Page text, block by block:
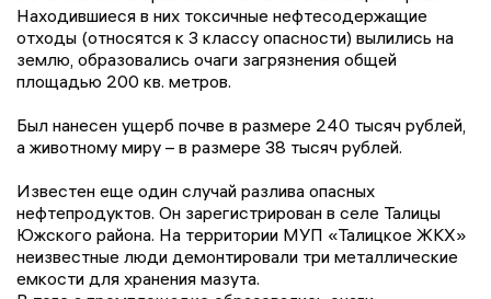
Находившиеся в них токсичные нефтесодержащие
отходы (относятся к 3 классу опасности) вылились на
землю, образовались очаги загрязнения общей
площадью 200 кв. метров.
Был нанесен ущерб почве в размере 240 тысяч рублей,
а животному миру – в размере 38 тысяч рублей.
Известен еще один случай разлива опасных
нефтепродуктов. Он зарегистрирован в селе Талицы
Южского района. На территории МУП «Талицкое ЖКХ»
неизвестные люди демонтировали три металлические
емкости для хранения мазута.